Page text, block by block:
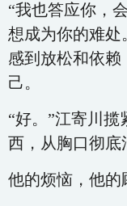
“我也答应你，
想成为你的难处
感到放松和依赖
己。
“好。”江寄川
西，从胸口彻底
他的烦恼，他的